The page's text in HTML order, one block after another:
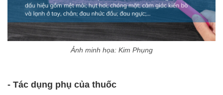
Ảnh minh họa: Kim Phụng
- Tác dụng phụ của thuốc